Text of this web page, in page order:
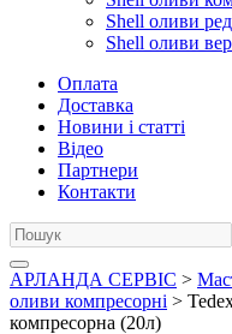
Shell оливи
Shell оливи
Оплата
Доставка
Новини і статті
Відео
Партнери
Контакти
АРЛАНДА СЕРВІС >
оливи компресорні >
компресорна (20л)